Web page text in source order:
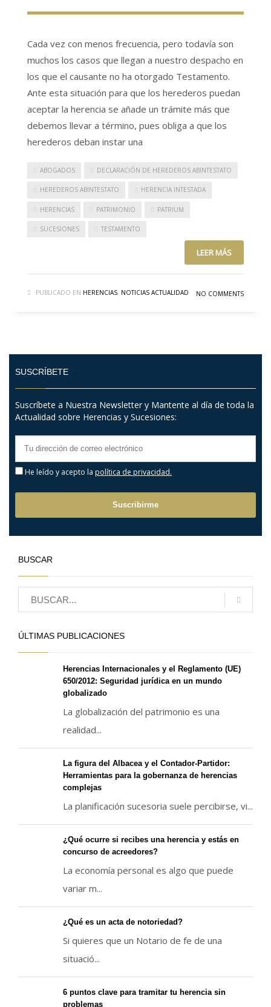
Cada vez con menos frecuencia, pero todavía son
muchos los casos que llegan a nuestro despacho en
los que el causante no ha otorgado Testamento.
Ante esta situación para que los herederos puedan
aceptar la herencia se añade un trámite más que
debemos llevar a término, pues obliga a que los
herederos deban instar una
ABOGADOS DECLARACIÓN DE HEREDEROS ABINTESTATO
HEREDEROS ABINTESTATO HERENCIA INTESTADA
HERENCIAS PATRIMONIO PATRIUM
SUCESIONES TESTAMENTO
LEER MÁS
PUBLICADO EN HERENCIAS, NOTICIAS ACTUALIDAD NO COMMENTS
SUSCRÍBETE
Suscríbete a Nuestra Newsletter y Mantente al día de toda la
Actualidad sobre Herencias y Sucesiones:
He leído y acepto la política de privacidad.
BUSCAR
ÚLTIMAS PUBLICACIONES
Herencias Internacionales y el Reglamento (UE)
650/2012: Seguridad jurídica en un mundo
globalizado
La globalización del patrimonio es una
realidad...
La figura del Albacea y el Contador-Partidor:
Herramientas para la gobernanza de herencias
complejas
La planificación sucesoria suele percibirse, vi...
¿Qué ocurre si recibes una herencia y estás en
concurso de acreedores?
La economía personal es algo que puede
variar m...
¿Qué es un acta de notoriedad?
Si quieres que un Notario de fe de una
situació...
6 puntos clave para tramitar tu herencia sin
problemas